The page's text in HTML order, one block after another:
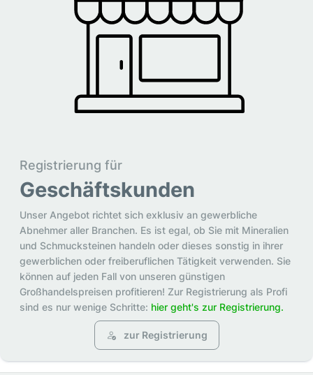
Registrierung für
Geschäftskunden
Unser Angebot richtet sich exklusiv an gewerbliche
Abnehmer aller Branchen. Es ist egal, ob Sie mit Mineralien
und Schmucksteinen handeln oder dieses sonstig in ihrer
gewerblichen oder freiberuflichen Tätigkeit verwenden. Sie
können auf jeden Fall von unseren günstigen
Großhandelspreisen profitieren! Zur Registrierung als Profi
sind es nur wenige Schritte: hier geht's zur Registrierung.
zur Registrierung